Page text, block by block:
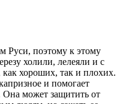
Руси, поэтому к этому
холили, лелеяли и с
хороших, так и плохих.
и помогает
Она может защитить от